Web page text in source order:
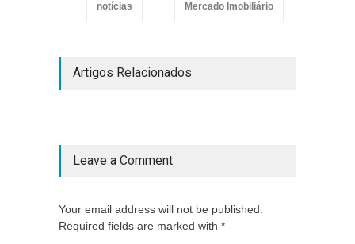
notícias Mercado Imobiliário
Artigos Relacionados
Leave a Comment
Your email address will not be published.
Required fields are marked with *